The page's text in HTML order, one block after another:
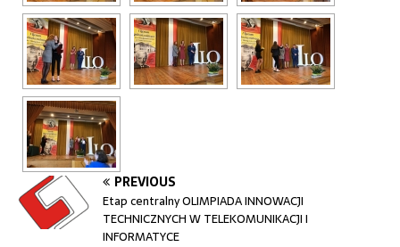
PREVIOUS
Etap centralny OLIMPIADA INNOWACJI
TECHNICZNYCH W TELEKOMUNIKACJI I
INFORMATYCE